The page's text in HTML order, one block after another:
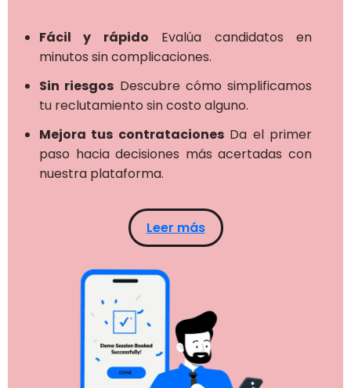
Fácil y rápido Evalúa candidatos en
minutos sin complicaciones.
Sin riesgos Descubre cómo simplificamos
tu reclutamiento sin costo alguno.
Mejora tus contratacionesDa el primer
paso hacia decisiones más acertadas con
nuestra plataforma.
Leer más